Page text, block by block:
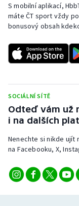
Biatlon
Boby a skeleton
Box
Dostihy
Futsal
Golf
Aplikace ČT sport
AZ kvíz
S mobilní aplikací,
máte ČT sport vždy
bonusový obsah
SOCIÁLNÍ SÍTĚ
Odteď vám už
i na dalších
Nenechte si nikde ujít
na Facebooku, X,